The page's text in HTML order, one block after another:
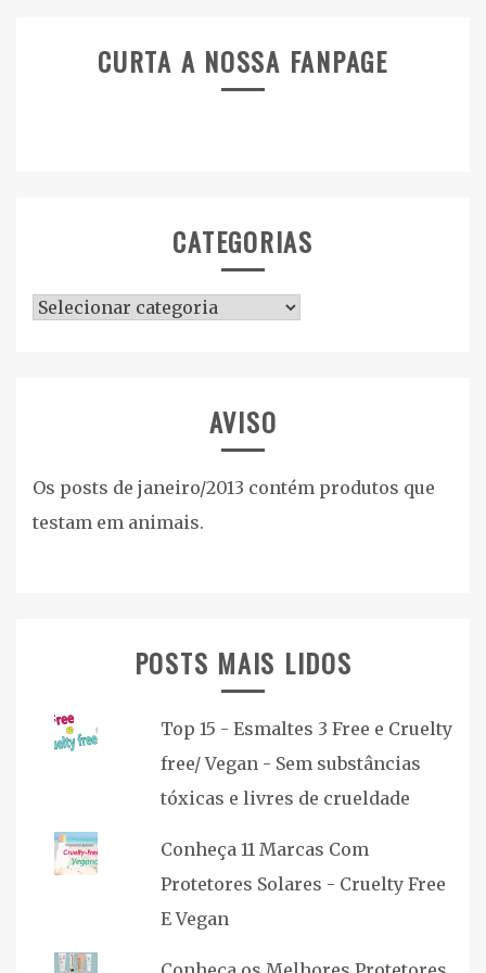
CURTA A NOSSA FANPAGE
CATEGORIAS
Categorias
AVISO
Os posts de janeiro/2013 contém produtos que
testam em animais.
POSTS MAIS LIDOS
Top 15 - Esmaltes 3 Free e Cruelty
free/ Vegan - Sem substâncias
tóxicas e livres de crueldade
Conheça 11 Marcas Com
Protetores Solares - Cruelty Free
E Vegan